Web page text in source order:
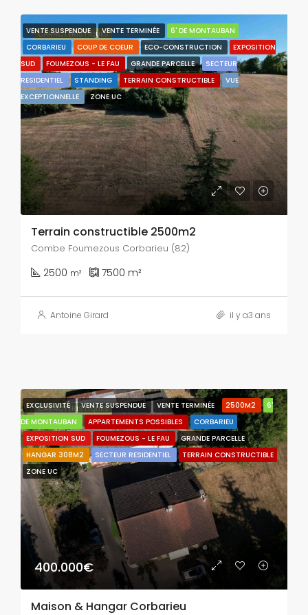
CARACTÉRISTIQUES
VENTE SUSPENDUE VENTE TERMINÉE
6' DE MONTAUBAN
CORBARIEU
COUP DE COEUR ECO-CONSTRUCTION
EXPOSITION
SUD
FOUMEZOUS - LE FAU GRANDE PARCELLE
SECTEUR
RESIDENTIEL
STANDING TERRAIN CONSTRUCTIBLE
VUE
EXCEPTIONNELLE
ZONE UC
Terrain constructible 2500m2
Combe Foumezous Corbarieu (82)
2500 m² 7500 m²
Antoine Girard il y a3 ans
CARACTÉRISTIQUES
EXCLUSIVITÉ VENTE SUSPENDUE VENTE TERMINÉE 2500M2
6'
DE MONTAUBAN
APPARTEMENTS POSSIBLES
CORBARIEU
EXPOSITION SUD
FOUMEZOUS - LE FAU
GRANDE PARCELLE
HANGAR 308M2
SECTEUR RESIDENTIEL
TERRAIN CONSTRUCTIBLE
ZONE UC
400.000€
Maison & Hangar Corbarieu